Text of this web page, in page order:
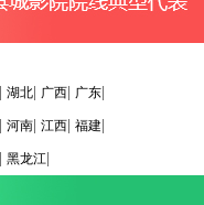
湖北 广西 广东
河南 江西 福建
黑龙江